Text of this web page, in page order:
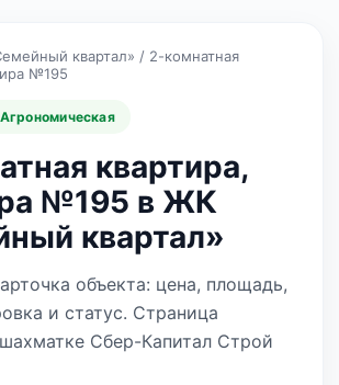
квартал» / 2-комнатная
№195
квартира,
№195 в ЖК
квартал»
объекта: цена, площадь,
и статус. Страница
Сбер-Капитал Строй